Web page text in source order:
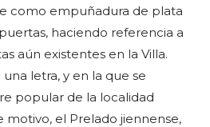
como empuñadura de plata
haciendo referencia a
aún existentes en la Villa.
letra, y en la que se
popular de la localidad
motivo, el Prelado jiennense,